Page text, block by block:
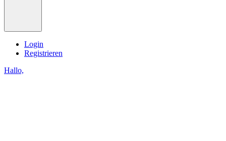
Login
Registrieren
Hallo,